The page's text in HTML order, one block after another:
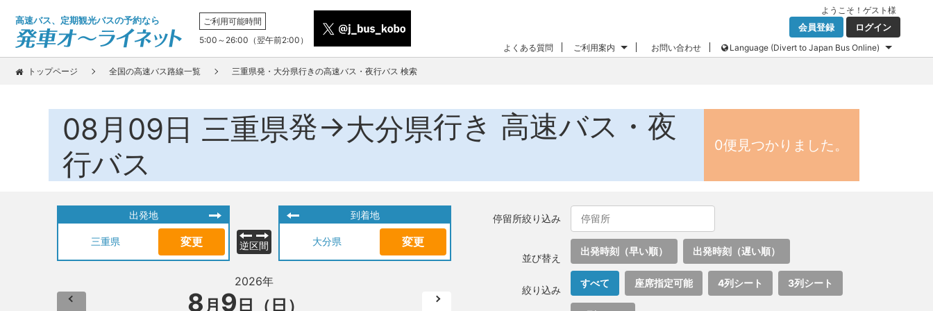
高速バス、定期観光バスの予約なら
ご利用可能時間
5:00～26:00（翌午前2:00）
ようこそ！ ゲスト 様
会員登録 ログイン
よくある質問 ご利用案内 お問い合わせ Language (Divert to Japan Bus Online)
トップページ 全国の高速バス路線一覧 三重県発・大分県行きの高速バス・夜行バス 検索
08月09日 三重県発→大分県行き 高速バス・夜
行バス
0便見つかりました。
出発地
三重県 変更 逆区間
到着地
大分県 変更
2026年
8 月 9 日（日）
停留所絞り込み
並び替え
出発時刻（早い順） 出発時刻（遅い順）
絞り込み
すべて 座席指定可能 4列シート 3列シート